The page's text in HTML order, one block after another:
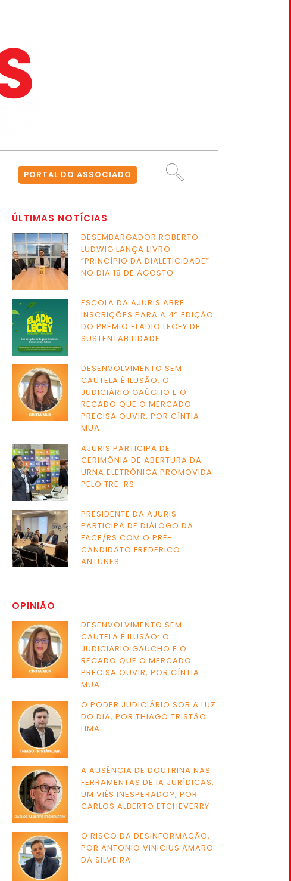
PORTAL DO ASSOCIADO
ÚLTIMAS NOTÍCIAS
DESEMBARGADOR ROBERTO
LUDWIG LANÇA LIVRO
“PRINCÍPIO DA DIALETICIDADE”
NO DIA 18 DE AGOSTO
ESCOLA DA AJURIS ABRE
INSCRIÇÕES PARA A 4ª EDIÇÃO
DO PRÊMIO ELADIO LECEY DE
SUSTENTABILIDADE
DESENVOLVIMENTO SEM
CAUTELA É ILUSÃO: O
JUDICIÁRIO GAÚCHO E O
RECADO QUE O MERCADO
PRECISA OUVIR, POR CÍNTIA
MUA
AJURIS PARTICIPA DE
CERIMÔNIA DE ABERTURA DA
URNA ELETRÔNICA PROMOVIDA
PELO TRE-RS
PRESIDENTE DA AJURIS
PARTICIPA DE DIÁLOGO DA
FACE/RS COM O PRÉ-
CANDIDATO FREDERICO
ANTUNES
OPINIÃO
DESENVOLVIMENTO SEM
CAUTELA É ILUSÃO: O
JUDICIÁRIO GAÚCHO E O
RECADO QUE O MERCADO
PRECISA OUVIR, POR CÍNTIA
MUA
O PODER JUDICIÁRIO SOB A LUZ
DO DIA, POR THIAGO TRISTÃO
LIMA
A AUSÊNCIA DE DOUTRINA NAS
FERRAMENTAS DE IA JURÍDICAS:
UM VIÉS INESPERADO?, POR
CARLOS ALBERTO ETCHEVERRY
O RISCO DA DESINFORMAÇÃO,
POR ANTONIO VINICIUS AMARO
DA SILVEIRA